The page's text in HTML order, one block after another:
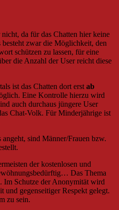
da für das Chatten hier keine
zwar die Möglichkeit, den
schützen zu lassen, für eine
die Anzahl der User reicht diese
ist das Chatten dort erst ab
Eine Kontrolle hierzu wird
auch durchaus jüngere User
Chat-Volk. Für Minderjährige ist
angeht, sind Männer/Frauen bzw.
der kostenlosen und
Das Thema
Im Schutze der Anonymität wird
gegenseitiger Respekt gelegt.
zu sein.